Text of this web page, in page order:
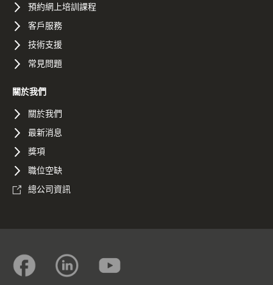
預約網上培訓課程
客戶服務
技術支援
常見問題
關於我們
關於我們
最新消息
獎項
職位空缺
總公司資訊